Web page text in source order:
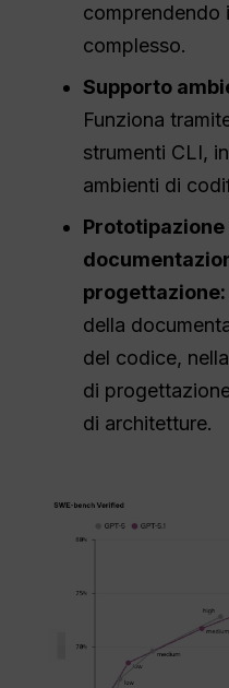
comprendendo
complesso.
Supporto
Funziona
strumenti CLI,
ambienti di
progettazione:
della
del codice,
di
di architetture.